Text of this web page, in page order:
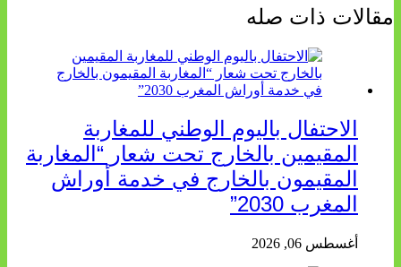
مقالات ذات صله
الاحتفال باليوم الوطني للمغاربة
المقيمين بالخارج تحت شعار “المغاربة
المقيمون بالخارج في خدمة أوراش
المغرب 2030”
أغسطس 06, 2026